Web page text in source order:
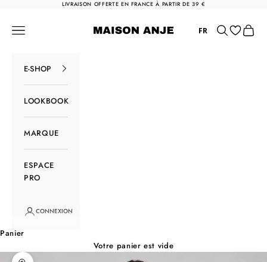
Passer au contenuLIVRAISON OFFERTE EN FRANCE À PARTIR DE 39 €
Maison Anje
Menu FR Rechercher
Panier
E-SHOP
LOOKBOOK
MARQUE
ESPACE
PRO
CONNEXION
Panier
Votre panier est vide